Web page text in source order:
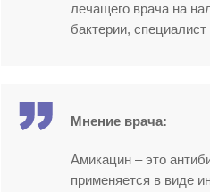
лечащего врача на
бактерии,
Мнение врача:
Амикацин – это
применяется в виде